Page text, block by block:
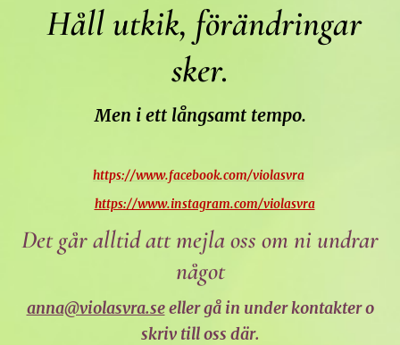
Håll utkik, förändringar
sker.
Men i ett långsamt tempo.
https://www.facebook.com/violasvra
https://www.instagram.com/violasvra
Det går alltid att mejla oss om ni undrar
något
anna@violasvra.seeller gå in under kontakter o
skriv till oss där.